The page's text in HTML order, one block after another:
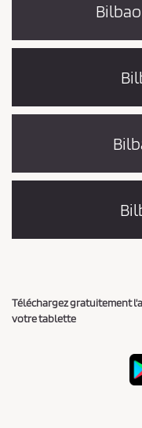
Téléchargez gratuitement
votre tablette